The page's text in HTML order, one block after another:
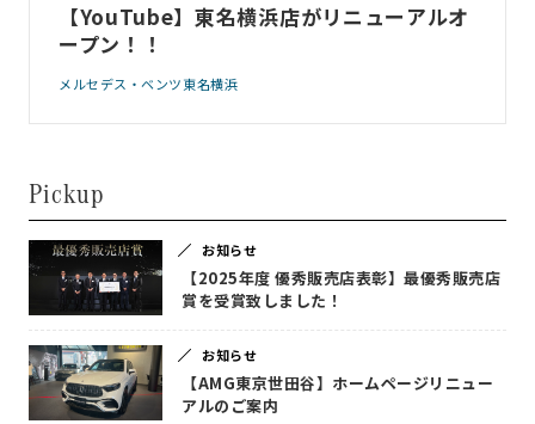
【YouTube】東名横浜店がリニューアルオ
ープン！！
メルセデス・ベンツ東名横浜
Pickup
お知らせ
【2025年度 優秀販売店表彰】最優秀販売店
賞を受賞致しました！
お知らせ
【AMG東京世田谷】ホームページリニュー
アルのご案内